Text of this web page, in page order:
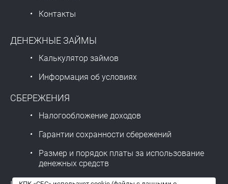
Контакты
ДЕНЕЖНЫЕ ЗАЙМЫ
Калькулятор займов
Информация об условиях
СБЕРЕЖЕНИЯ
Налогообложение доходов
Гарантии сохранности сбережений
Размер и порядок платы за использование
денежных средств